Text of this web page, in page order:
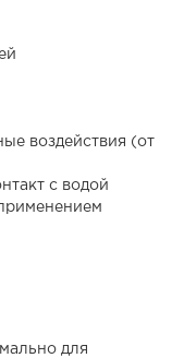
воздействия (от
с водой
для